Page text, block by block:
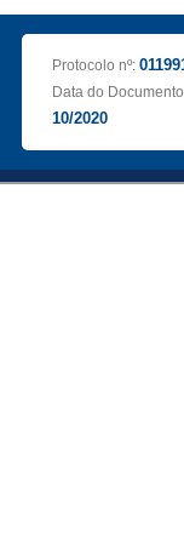
Protocolo nº:
Data do Documento
10/2020